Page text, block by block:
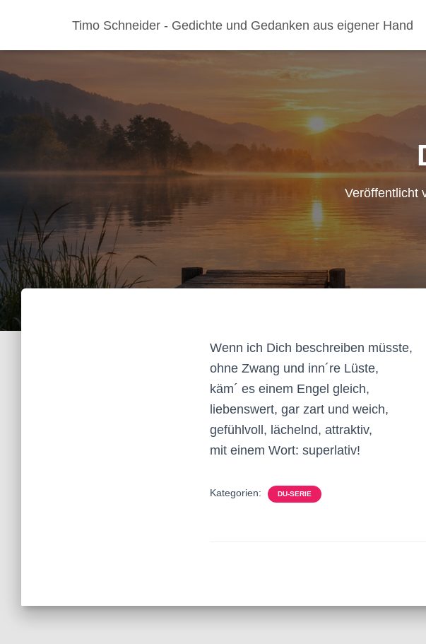
Timo Schneider - Gedichte und Gedanken aus eigener Hand
Veröffentlicht
Wenn ich Dich beschreiben müsste,
ohne Zwang und inn´re Lüste,
käm´ es einem Engel gleich,
liebenswert, gar zart und weich,
gefühlvoll, lächelnd, attraktiv,
mit einem Wort: superlativ!
Kategorien: DU-SERIE